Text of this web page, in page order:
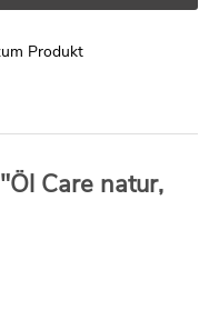
Produkt
Care natur,